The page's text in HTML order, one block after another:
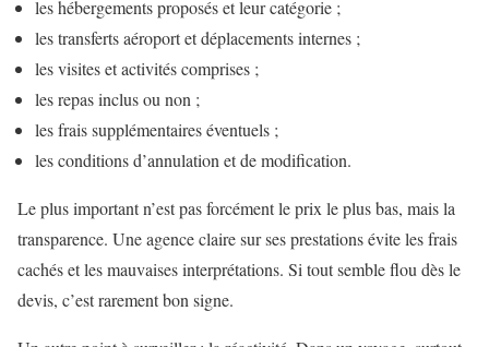
les hébergements proposés et leur catégorie ;
les transferts aéroport et déplacements internes ;
les visites et activités comprises ;
les repas inclus ou non ;
les frais supplémentaires éventuels ;
les conditions d’annulation et de modification.
Le plus important n’est pas forcément le prix le plus bas, mais la
transparence. Une agence claire sur ses prestations évite les frais
cachés et les mauvaises interprétations. Si tout semble flou dès le
devis, c’est rarement bon signe.